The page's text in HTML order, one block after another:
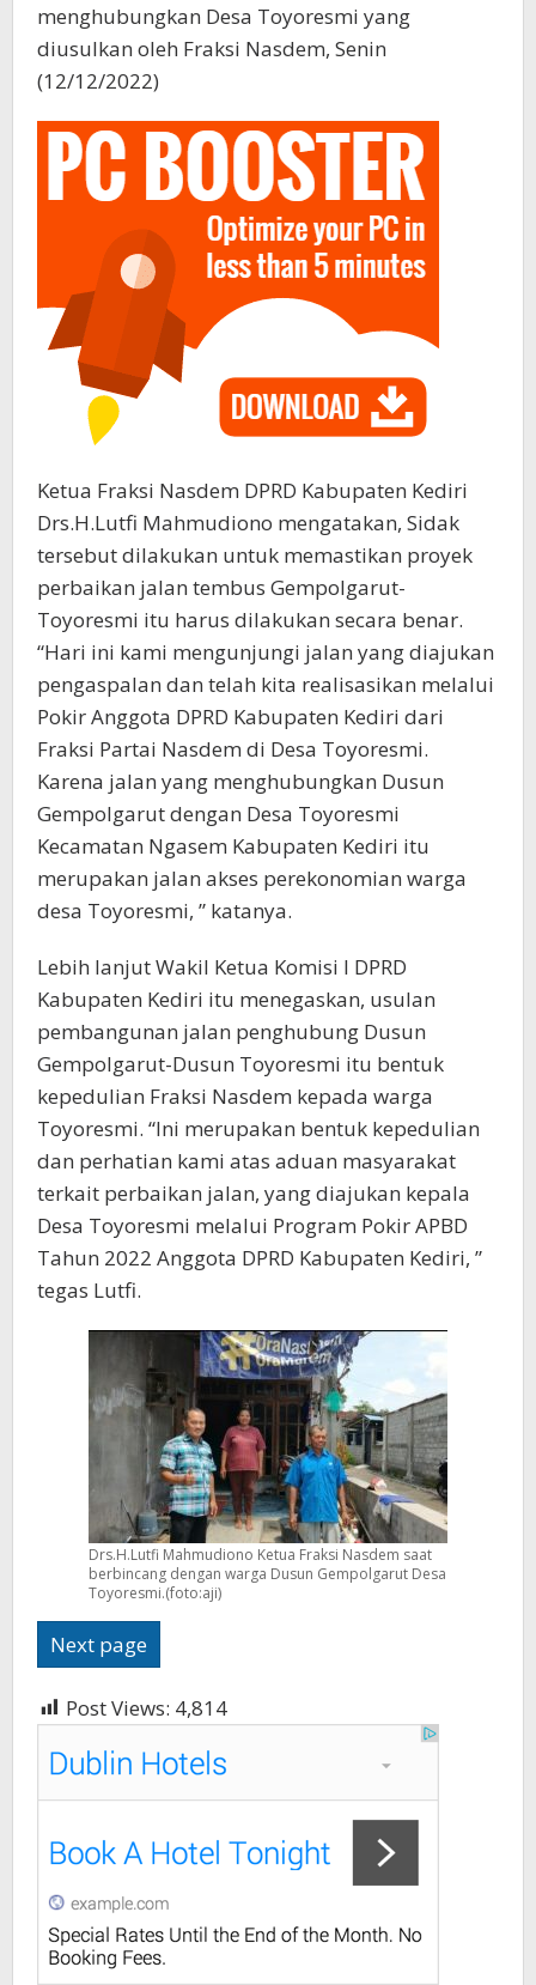
menghubungkan Desa Toyoresmi yang
diusulkan oleh Fraksi Nasdem, Senin
(12/12/2022)
Ketua Fraksi Nasdem DPRD Kabupaten Kediri
Drs.H.Lutfi Mahmudiono mengatakan, Sidak
tersebut dilakukan untuk memastikan proyek
perbaikan jalan tembus Gempolgarut-
Toyoresmi itu harus dilakukan secara benar.
“Hari ini kami mengunjungi jalan yang diajukan
pengaspalan dan telah kita realisasikan melalui
Pokir Anggota DPRD Kabupaten Kediri dari
Fraksi Partai Nasdem di Desa Toyoresmi.
Karena jalan yang menghubungkan Dusun
Gempolgarut dengan Desa Toyoresmi
Kecamatan Ngasem Kabupaten Kediri itu
merupakan jalan akses perekonomian warga
desa Toyoresmi, ” katanya.
Lebih lanjut Wakil Ketua Komisi I DPRD
Kabupaten Kediri itu menegaskan, usulan
pembangunan jalan penghubung Dusun
Gempolgarut-Dusun Toyoresmi itu bentuk
kepedulian Fraksi Nasdem kepada warga
Toyoresmi. “Ini merupakan bentuk kepedulian
dan perhatian kami atas aduan masyarakat
terkait perbaikan jalan, yang diajukan kepala
Desa Toyoresmi melalui Program Pokir APBD
Tahun 2022 Anggota DPRD Kabupaten Kediri, ”
tegas Lutfi.
Drs.H.Lutfi Mahmudiono Ketua Fraksi Nasdem saat
berbincang dengan warga Dusun Gempolgarut Desa
Toyoresmi.(foto:aji)
Next page
Post Views: 4,814